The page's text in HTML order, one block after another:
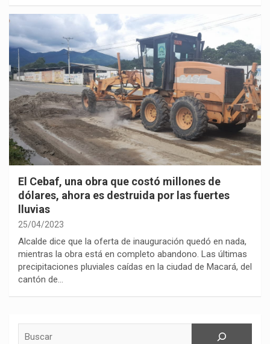
El Cebaf, una obra que costó millones de
dólares, ahora es destruida por las fuertes
lluvias
25/04/2023
Alcalde dice que la oferta de inauguración quedó en nada,
mientras la obra está en completo abandono. Las últimas
precipitaciones pluviales caídas en la ciudad de Macará, del
cantón de…